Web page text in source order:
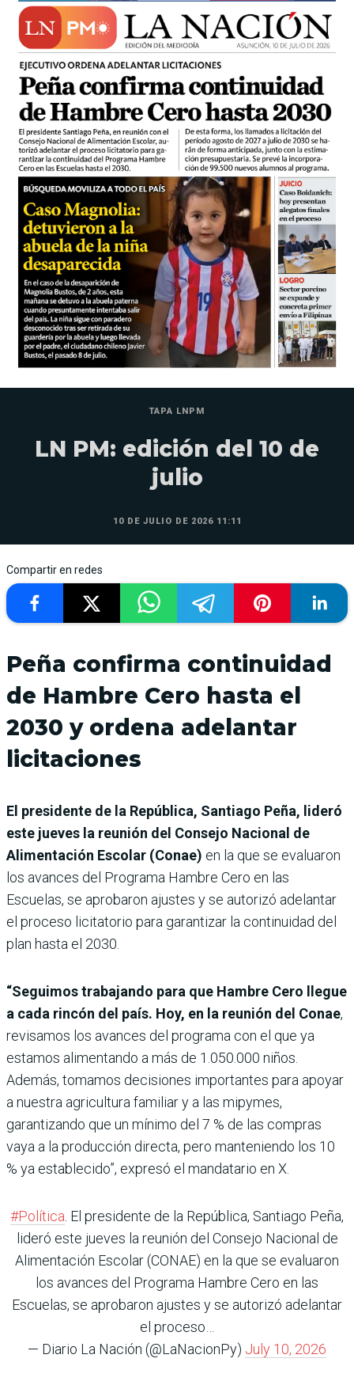
TAPA LNPM
LN PM: edición del 10 de
julio
10 DE JULIO DE 2026 11:11
Compartir en redes
Peña confirma continuidad
de Hambre Cero hasta el
2030 y ordena adelantar
licitaciones
El presidente de la República, Santiago Peña, lideró
este jueves la reunión del Consejo Nacional de
Alimentación Escolar (Conae) en la que se evaluaron
los avances del Programa Hambre Cero en las
Escuelas, se aprobaron ajustes y se autorizó adelantar
el proceso licitatorio para garantizar la continuidad del
plan hasta el 2030.
“Seguimos trabajando para que Hambre Cero llegue
a cada rincón del país. Hoy, en la reunión del Conae,
revisamos los avances del programa con el que ya
estamos alimentando a más de 1.050.000 niños.
Además, tomamos decisiones importantes para apoyar
a nuestra agricultura familiar y a las mipymes,
garantizando que un mínimo del 7 % de las compras
vaya a la producción directa, pero manteniendo los 10
% ya establecido”, expresó el mandatario en X.
#Política . El presidente de la República, Santiago Peña,
lideró este jueves la reunión del Consejo Nacional de
Alimentación Escolar (CONAE) en la que se evaluaron
los avances del Programa Hambre Cero en las
Escuelas, se aprobaron ajustes y se autorizó adelantar
el proceso…
— Diario La Nación (@LaNacionPy) July 10, 2026